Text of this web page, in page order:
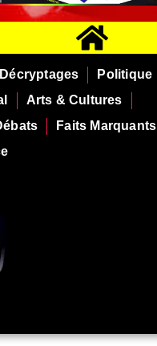
Politique
Arts & Cultures
Faits Marquants